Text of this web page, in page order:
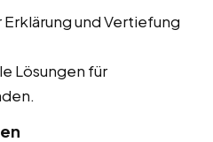
und Vertiefung
Lösungen für